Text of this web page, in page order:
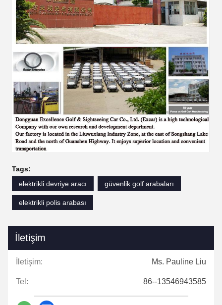
Tags:
elektrikli devriye aracı
güvenlik golf arabaları
elektrikli polis arabası
İletişim
İletişim: Ms. Pauline Liu
Tel: 86--13546943585